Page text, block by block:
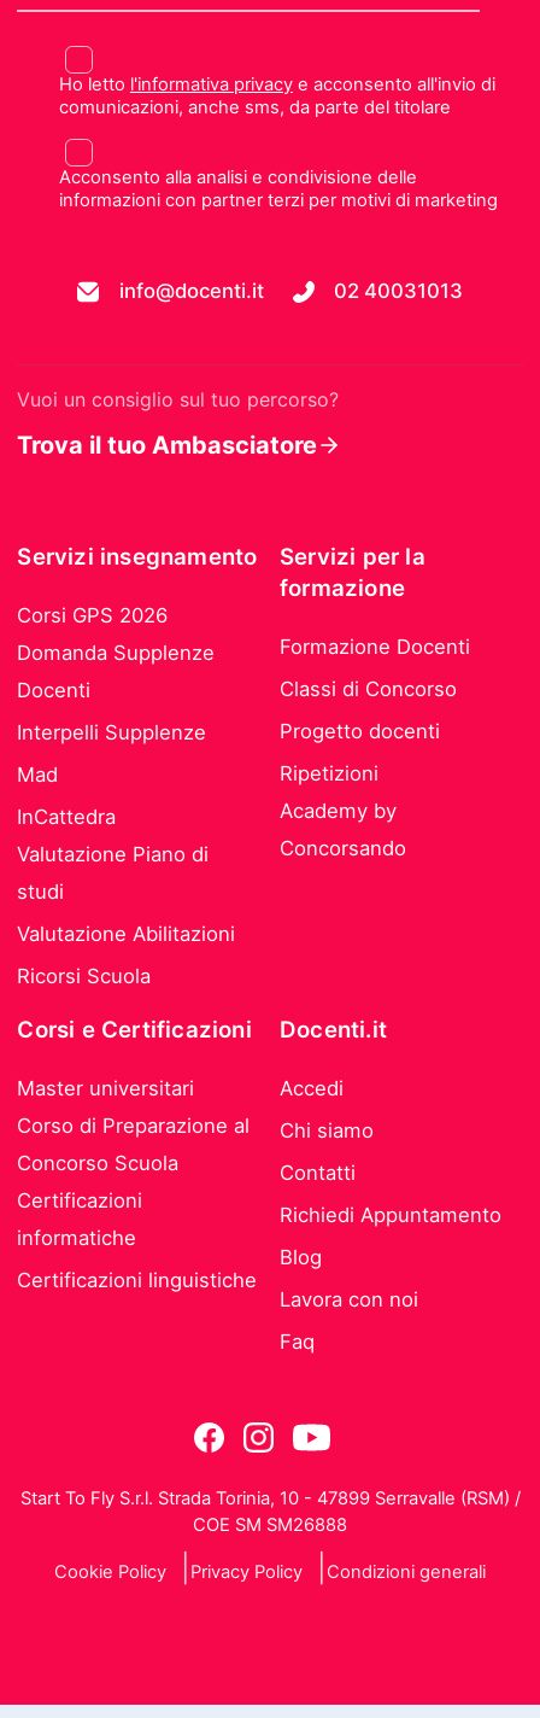
Ho letto l'informativa privacye acconsento all'invio di
comunicazioni, anche sms, da parte del titolare
Acconsento alla analisi e condivisione delle
informazioni con partner terzi per motivi di marketing
info@docenti.it 02 40031013
Vuoi un consiglio sul tuo percorso?
Trova il tuo Ambasciatore
Servizi insegnamento
Corsi GPS 2026
Domanda Supplenze
Docenti
Interpelli Supplenze
Mad
InCattedra
Valutazione Piano di
studi
Valutazione Abilitazioni
Ricorsi Scuola
Servizi per la
formazione
Formazione Docenti
Classi di Concorso
Progetto docenti
Ripetizioni
Academy by
Concorsando
Corsi e Certificazioni
Master universitari
Corso di Preparazione al
Concorso Scuola
Certificazioni
informatiche
Certificazioni linguistiche
Docenti.it
Accedi
Chi siamo
Contatti
Richiedi Appuntamento
Blog
Lavora con noi
Faq
Start To Fly S.r.l. Strada Torinia, 10 - 47899 Serravalle (RSM) /
COE SM SM26888
Cookie Policy Privacy Policy Condizioni generali